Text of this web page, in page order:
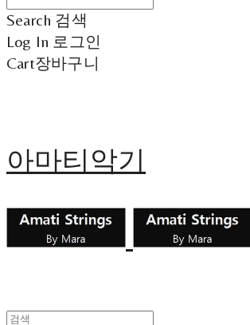
Search 검색
Log In 로그인
Cart장바구니
아마티악기